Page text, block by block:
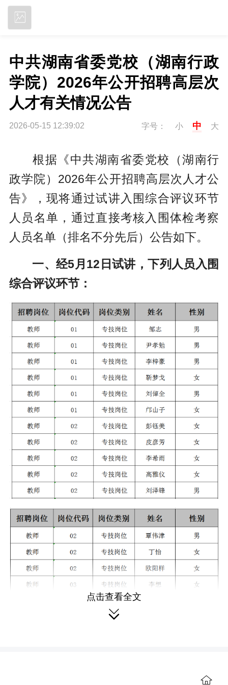
中共湖南省委党校（湖南行政
学院）2026年公开招聘高层次
人才有关情况公告
2026-05-15 12:39:02 字号： 小 中 大
根据《中共湖南省委党校（湖南行
政学院）2026年公开招聘高层次人才公
告》，现将通过试讲入围综合评议环节
人员名单，通过直接考核入围体检考察
人员名单（排名不分先后）公告如下。
一、经5月12日试讲，下列人员入围
综合评议环节：
点击查看全文
